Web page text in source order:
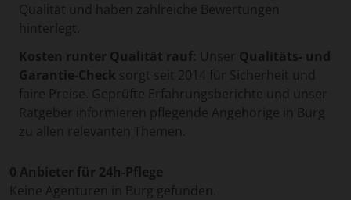
Qualität und haben zahlreiche Bewertungen
hinterlegt.
Kosten runter Qualität rauf: Unser Qualitäts- und
Garantie-Check sorgt seit 2014 für Sicherheit und
faire Preise. Geprüfte Erfahrungsberichte und unser
Ratgeber informieren pflegende Angehörige in Burg
zu allen relevanten Themen.
0 Anbieter für 24h-Pflege
Keine Agenturen in Burg gefunden.